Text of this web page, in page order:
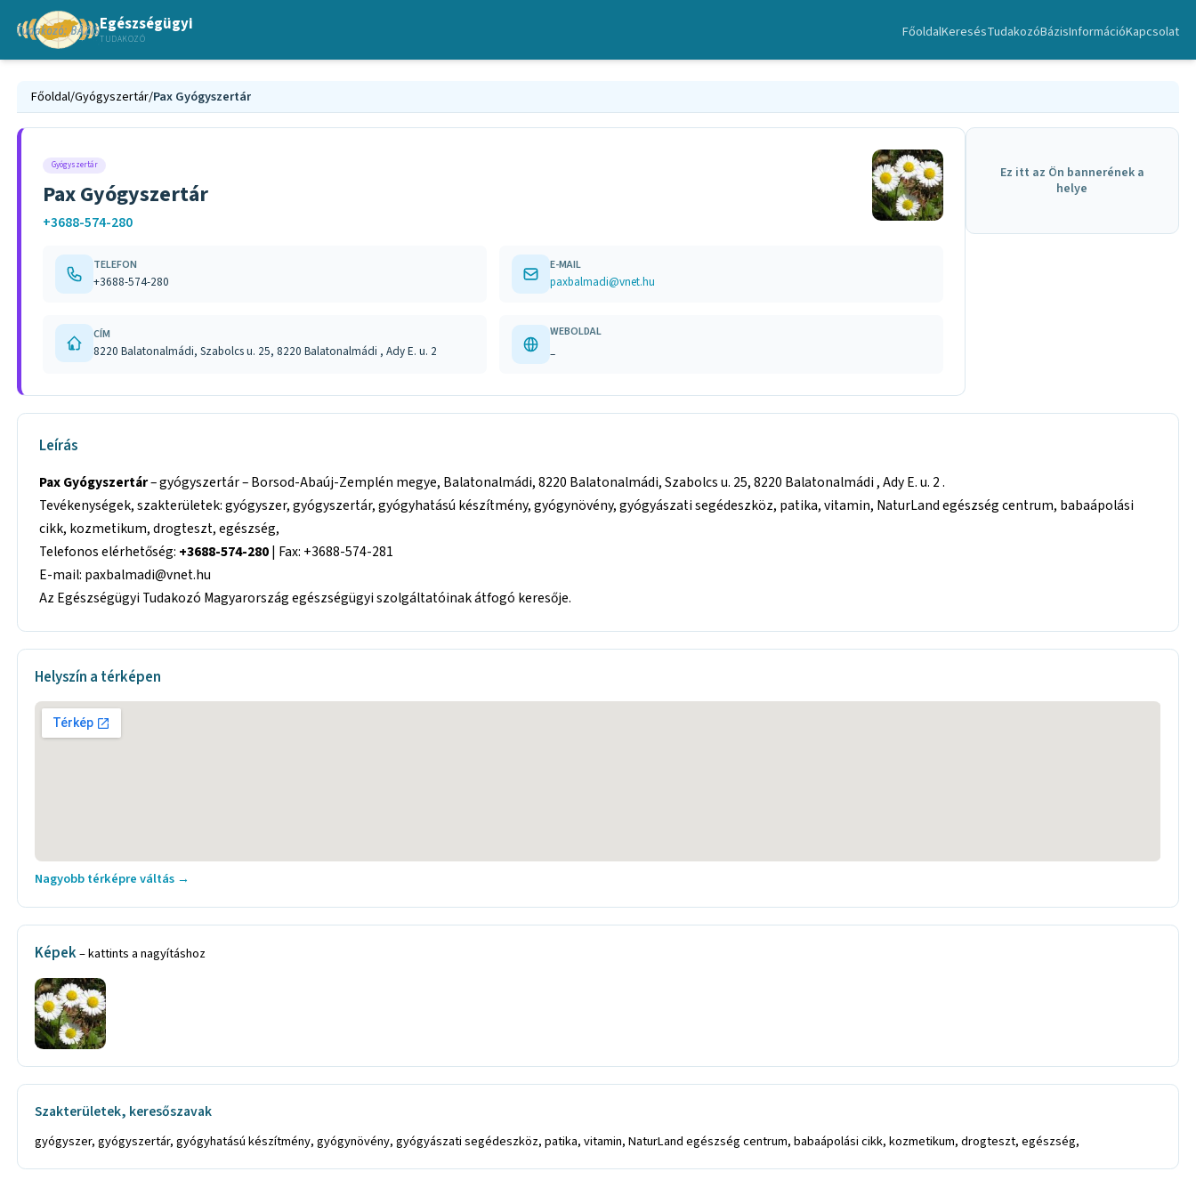
Egészségügyi
TUDAKOZÓ FőoldalKeresésTudakozóBázisInformációKapcsolat
Főoldal/Gyógyszertár/Pax Gyógyszertár
Gyógyszertár
Pax Gyógyszertár
+3688-574-280
TELEFON
+3688-574-280
E-MAIL
paxbalmadi@vnet.hu
CÍM
8220 Balatonalmádi, Szabolcs u. 25, 8220 Balatonalmádi , Ady E. u. 2
WEBOLDAL
–
Ez itt az Ön bannerének a
helye
Leírás
Pax Gyógyszertár– gyógyszertár – Borsod-Abaúj-Zemplén megye, Balatonalmádi, 8220 Balatonalmádi, Szabolcs u. 25, 8220 Balatonalmádi , Ady E. u. 2 .
Tevékenységek, szakterületek: gyógyszer, gyógyszertár, gyógyhatású készítmény, gyógynövény, gyógyászati segédeszköz, patika, vitamin, NaturLand egészség centrum, babaápolási
cikk, kozmetikum, drogteszt, egészség,
Telefonos elérhetőség: +3688-574-280| Fax: +3688-574-281
E-mail: paxbalmadi@vnet.hu
Az Egészségügyi Tudakozó Magyarország egészségügyi szolgáltatóinak átfogó keresője.
Helyszín a térképen
Nagyobb térképre váltás →
Képek– kattints a nagyításhoz
Szakterületek, keresőszavak
gyógyszer, gyógyszertár, gyógyhatású készítmény, gyógynövény, gyógyászati segédeszköz, patika, vitamin, NaturLand egészség centrum, babaápolási cikk, kozmetikum, drogteszt, egészség,